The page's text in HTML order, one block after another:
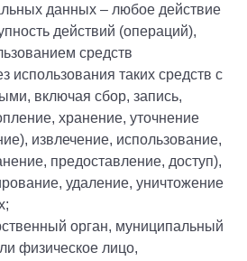
данных – любое действие
действий (операций),
средств
использования таких средств с
включая сбор, запись,
хранение, уточнение
извлечение, использование,
предоставление, доступ),
удаление, уничтожение
орган, муниципальный
физическое лицо,